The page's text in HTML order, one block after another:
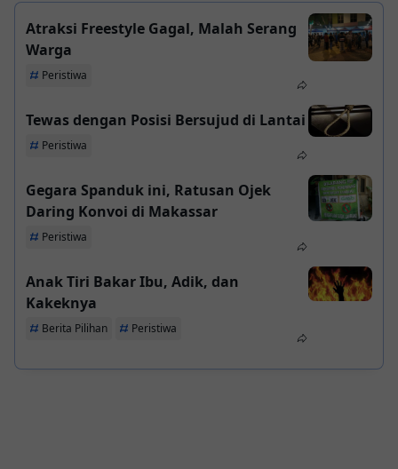
Atraksi Freestyle Gagal, Malah Serang
Warga
Peristiwa
Tewas dengan Posisi Bersujud di Lantai
Peristiwa
Gegara Spanduk ini, Ratusan Ojek
Daring Konvoi di Makassar
Peristiwa
Anak Tiri Bakar Ibu, Adik, dan
Kakeknya
Berita Pilihan Peristiwa